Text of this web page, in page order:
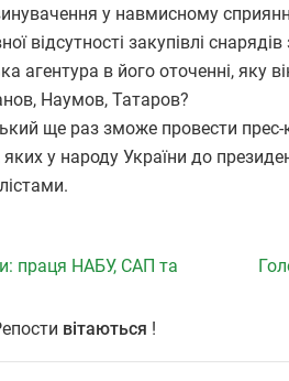
у навмисному
відсутності закупівлі
агентура в його оточенні, яку
Наумов, Татаров?
ще раз зможе провести прес-
яких у народу України до
праця НАБУ, САП та
вітаються !